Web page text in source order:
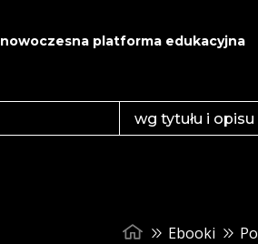
nowoczesna platforma edukacyjna
Ebooki